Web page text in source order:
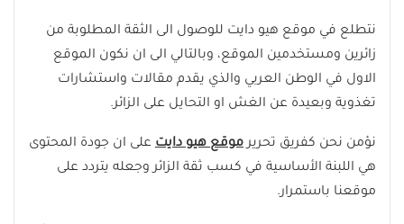
نتطلع في موقع هيو دايت للوصول الى الثقة المطلوبة من
زائرين ومستخدمين الموقع، وبالتالي الى ان نكون الموقع
الاول في الوطن العربي والذي يقدم مقالات واستشارات
تغذوية وبعيدة عن الغش او التحايل على الزائر.
نؤمن نحن كفريق تحريرموقع هيو دايت على ان جودة المحتوى
هي اللبنة الأساسية في كسب ثقة الزائر وجعله يتردد على
موقعنا باستمرار.